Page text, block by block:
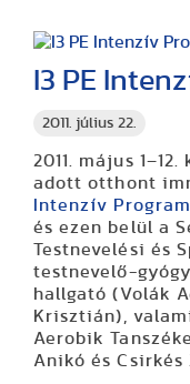
2011. július 22.
I3 PE
2011. május
adott otthont
Intenzív
és ezen belül a
Testnevelési és
testnevelő-
hallgató (Volák
Krisztián),
Aerobik
Anikó és Csirkés